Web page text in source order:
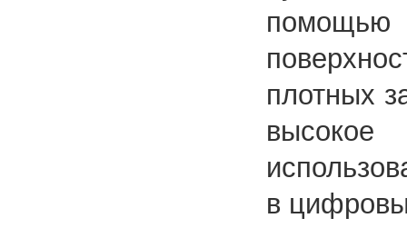
плотных
в